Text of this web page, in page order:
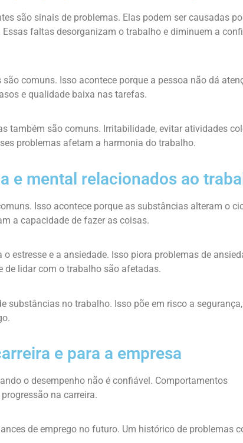
são sinais de problemas. Elas podem ser causadas
faltas desorganizam o trabalho e diminuem a
comuns. Isso acontece porque a pessoa não dá
e qualidade baixa nas tarefas.
também são comuns. Irritabilidade, evitar atividades
problemas afetam a harmonia do trabalho.
e mental relacionados ao
Isso acontece porque as substâncias alteram o
a capacidade de fazer as coisas.
estresse e a ansiedade. Isso piora problemas de
de lidar com o trabalho são afetadas.
substâncias no trabalho. Isso põe em risco a
e para a empresa
o desempenho não é confiável. Comportamentos
na carreira.
de emprego no futuro. Um histórico de problemas